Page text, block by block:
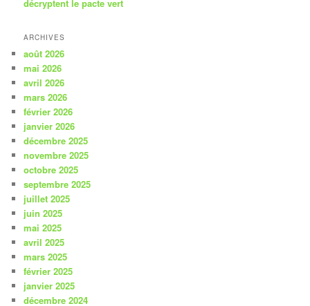
décryptent le pacte vert
ARCHIVES
août 2026
mai 2026
avril 2026
mars 2026
février 2026
janvier 2026
décembre 2025
novembre 2025
octobre 2025
septembre 2025
juillet 2025
juin 2025
mai 2025
avril 2025
mars 2025
février 2025
janvier 2025
décembre 2024